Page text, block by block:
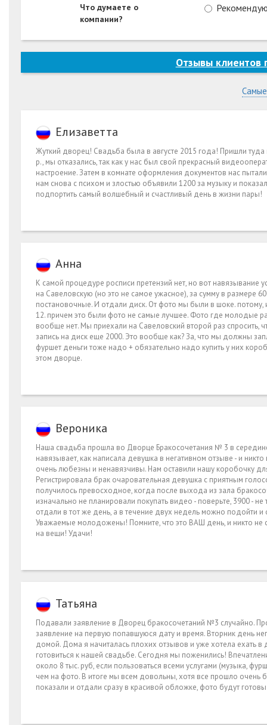
Что думаете о
компании?
Отзывы
Елизаветта
Жуткий дворец! Свадьба была в августе 2015 года! Пришли
р., мы отказались, так как у нас был свой прекрасный
настроение. Затем в комнате оформления документов нас
нам снова с психом и злостью объявили 1200 за музыку и
подпортить самый волшебный и счастливый день в жизни пары!
Анна
К самой процедуре росписи претензий нет, но вот навязывание
на Савеловскую (но это не самое ужасное), за сумму в размере
постановочные. И отдали диск. От фото мы были в шоке. потому,
12. причем это были фото не самые лучшее. Фото где молодые
вообще нет. Мы приехали на Савеловский второй раз спросить,
запись на диск еще 2000. Это вообще как? За, что мы должны
фуршет деньги тоже надо + обязательно надо купить у них
этом дворце.
Вероника
Наша свадьба прошла во Дворце Бракосочетания № 3 в
навязывает, как написала девушка в негативном отзыве - и
очень любезны и ненавязчивы. Нам оставили нашу коробочку
Регистрировала брак очаровательная девушка с приятным
получилось превосходное, когда после выхода из зала
изначально не планировали покупать видео - поверьте, 3900 -
отдали в тот же день, а в течение двух недель можно подойти
Уважаемые молодожены! Помните, что это ВАШ день, и никто не
на вещи! Удачи!
Татьяна
Подавали заявление в Дворец бракосочетаний №3 случайно.
заявление на первую попавшуюся дату и время. Вторник день
домой. Дома я начиталась плохих отзывов и уже хотела ехать в
готовиться к нашей свадьбе. Сегодня мы поженились!
около 8 тыс. руб, если пользоваться всеми услугами (музыка,
чем на фото. В итоге мы всем довольны, хотя все прошло
показали и отдали сразу в красивой обложке, фото будут